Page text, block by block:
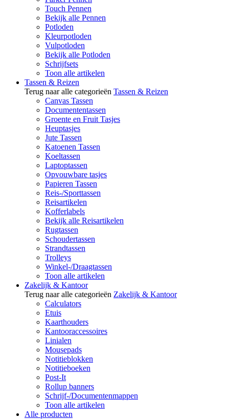
Touch Pennen
Bekijk alle Pennen
Potloden
Kleurpotloden
Vulpotloden
Bekijk alle Potloden
Schrijfsets
Toon alle artikelen
Tassen & Reizen
Terug naar alle categorieën Tassen & Reizen
Canvas Tassen
Documententassen
Groente en Fruit Tasjes
Heuptasjes
Jute Tassen
Katoenen Tassen
Koeltassen
Laptoptassen
Opvouwbare tasjes
Papieren Tassen
Reis-/Sporttassen
Reisartikelen
Kofferlabels
Bekijk alle Reisartikelen
Rugtassen
Schoudertassen
Strandtassen
Trolleys
Winkel-/Draagtassen
Toon alle artikelen
Zakelijk & Kantoor
Terug naar alle categorieën Zakelijk & Kantoor
Calculators
Etuis
Kaarthouders
Kantooraccessoires
Linialen
Mousepads
Notitieblokken
Notitieboeken
Post-It
Rollup banners
Schrijf-/Documentenmappen
Toon alle artikelen
Alle producten